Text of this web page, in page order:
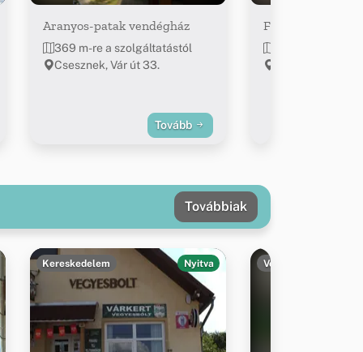
Aranyos-patak vendégház
369 m-re a szolgáltatástól
Csesznek, Vár út 33.
Tovább
Ferrata
Továbbiak
Kereskedelem Nyitva Vendéglátás